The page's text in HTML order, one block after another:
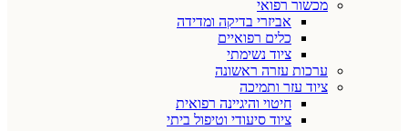
מכשור רפואי
אביזרי בדיקה ומדידה
כלים רפואיים
ציוד נשימתי
ערכות עזרה ראשונה
ציוד עזר ותמיכה
חיטוי והיגיינה רפואית
ציוד סיעודי וטיפול ביתי